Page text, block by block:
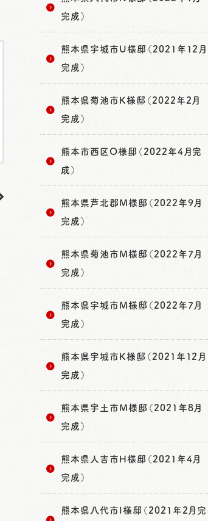
完成）
熊本県宇城市U様邸（2021年12月
完成）
熊本県菊池市K様邸（2022年2月
完成）
熊本市西区O様邸（2022年4月完
成）
熊本県芦北郡M様邸（2022年9月
完成）
熊本県菊池市M様邸（2022年7月
完成）
熊本県宇城市M様邸（2022年7月
完成）
熊本県宇城市K様邸（2021年12月
完成）
熊本県宇土市M様邸（2021年8月
完成）
熊本県人吉市H様邸（2021年4月
完成）
熊本県八代市I様邸（2021年2月完